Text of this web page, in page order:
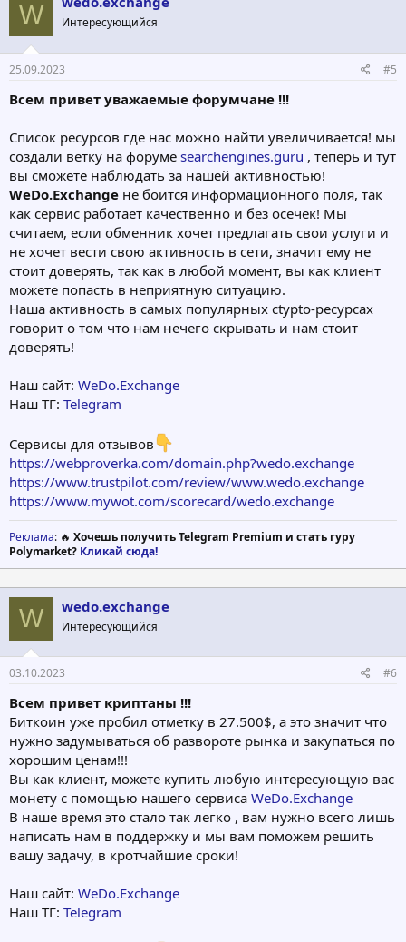
W Интересующийся
25.09.2023 #5
Всем привет уважаемые форумчане !!!
Список ресурсов где нас можно найти увеличивается! мы
создали ветку на форуме searchengines.guru , теперь и тут
вы сможете наблюдать за нашей активностью!
WeDo.Exchange не боится информационного поля, так
как сервис работает качественно и без осечек! Мы
считаем, если обменник хочет предлагать свои услуги и
не хочет вести свою активность в сети, значит ему не
стоит доверять, так как в любой момент, вы как клиент
можете попасть в неприятную ситуацию.
Наша активность в самых популярных ctypto-ресурсах
говорит о том что нам нечего скрывать и нам стоит
доверять!
Наш сайт: WeDo.Exchange
Наш ТГ: Telegram
Сервисы для отзывов
https://webproverka.com/domain.php?wedo.exchange
https://www.trustpilot.com/review/www.wedo.exchange
https://www.mywot.com/scorecard/wedo.exchange
Реклама: 🔥 Хочешь получить Telegram Premium и стать гуру
Polymarket? Кликай сюда!
W wedo.exchange
Интересующийся
03.10.2023 #6
Всем привет криптаны !!!
Биткоин уже пробил отметку в 27.500$, а это значит что
нужно задумываться об развороте рынка и закупаться по
хорошим ценам!!!
Вы как клиент, можете купить любую интересующую вас
монету с помощью нашего сервиса WeDo.Exchange
В наше время это стало так легко , вам нужно всего лишь
написать нам в поддержку и мы вам поможем решить
вашу задачу, в кротчайшие сроки!
Наш сайт: WeDo.Exchange
Наш ТГ: Telegram